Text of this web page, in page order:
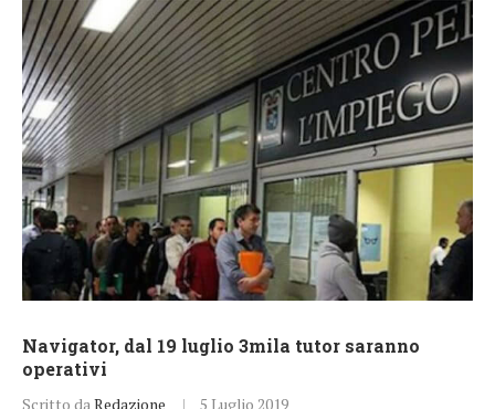
Navigator, dal 19 luglio 3mila tutor saranno
operativi
Scritto da Redazione 5 Luglio 2019